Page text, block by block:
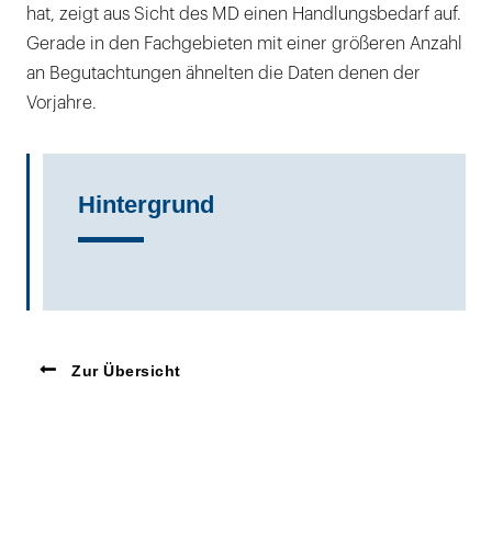
hat, zeigt aus Sicht des MD einen Handlungsbedarf auf.
Gerade in den Fachgebieten mit einer größeren Anzahl
an Begutachtungen ähnelten die Daten denen der
Vorjahre.
Hintergrund
Zur Übersicht